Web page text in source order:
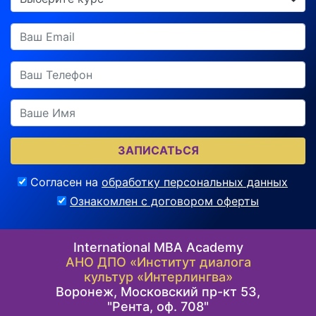
ЗАПИСАТЬСЯ
Согласен на обработку персональных данных
Ознакомлен с договором оферты
International MBA Academy
АНО ДПО «Институт диалога
культур «Интерлингва»
Воронеж, Московский пр-кт 53,
"Рента, оф. 708"